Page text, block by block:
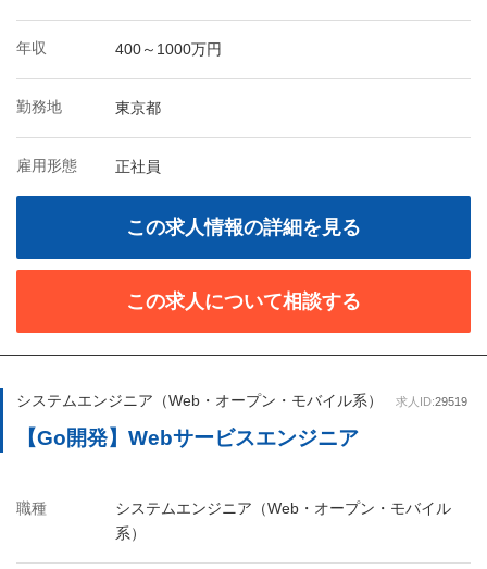
年収 400～1000万円
勤務地 東京都
雇用形態 正社員
この求人情報の詳細を見る
この求人について相談する
システムエンジニア（Web・オープン・モバイル系） 求人ID:29519
【Go開発】Webサービスエンジニア
職種
システムエンジニア（Web・オープン・モバイル
系）